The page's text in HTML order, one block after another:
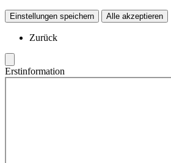
Einstellungen speichern Alle akzeptieren
Zurück
Erstinformation